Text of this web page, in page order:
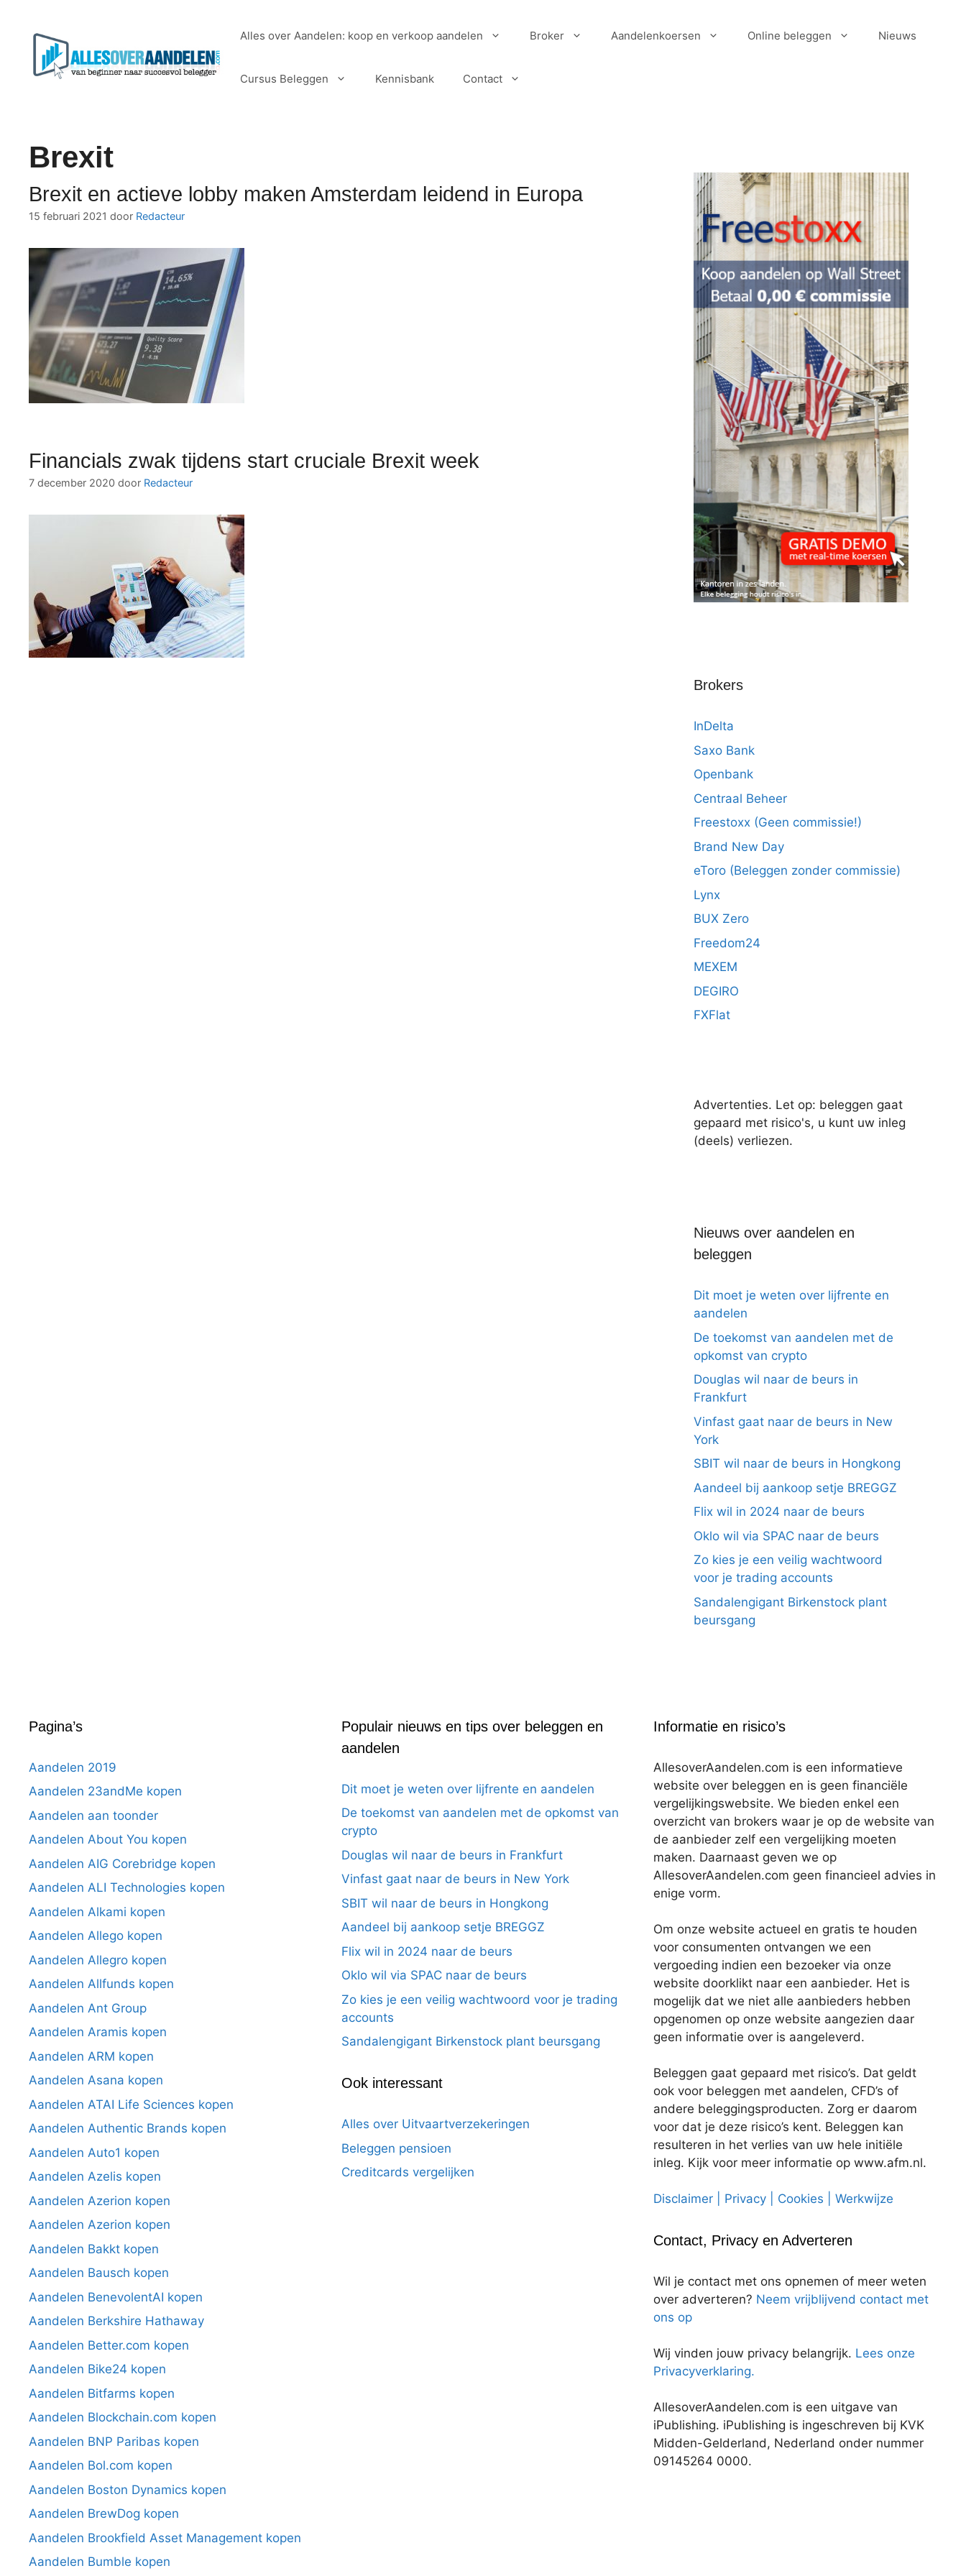
Alles over Aandelen: koop en verkoop aandelen Broker Aandelenkoersen Online beleggen Nieuws
Cursus Beleggen Kennisbank Contact
Brexit
Brexit en actieve lobby maken Amsterdam leidend in Europa
15 februari 2021 door Redacteur
Financials zwak tijdens start cruciale Brexit week
7 december 2020 door Redacteur
Brokers
InDelta
Saxo Bank
Openbank
Centraal Beheer
Freestoxx (Geen commissie!)
Brand New Day
eToro (Beleggen zonder commissie)
Lynx
BUX Zero
Freedom24
MEXEM
DEGIRO
FXFlat
Advertenties. Let op: beleggen gaat
gepaard met risico's, u kunt uw inleg
(deels) verliezen.
Nieuws over aandelen en
beleggen
Dit moet je weten over lijfrente en
aandelen
De toekomst van aandelen met de
opkomst van crypto
Douglas wil naar de beurs in
Frankfurt
Vinfast gaat naar de beurs in New
York
SBIT wil naar de beurs in Hongkong
Aandeel bij aankoop setje BREGGZ
Flix wil in 2024 naar de beurs
Oklo wil via SPAC naar de beurs
Zo kies je een veilig wachtwoord
voor je trading accounts
Sandalengigant Birkenstock plant
beursgang
Pagina’s
Aandelen 2019
Aandelen 23andMe kopen
Aandelen aan toonder
Aandelen About You kopen
Aandelen AIG Corebridge kopen
Aandelen ALI Technologies kopen
Aandelen Alkami kopen
Aandelen Allego kopen
Aandelen Allegro kopen
Aandelen Allfunds kopen
Aandelen Ant Group
Aandelen Aramis kopen
Aandelen ARM kopen
Aandelen Asana kopen
Aandelen ATAI Life Sciences kopen
Aandelen Authentic Brands kopen
Aandelen Auto1 kopen
Aandelen Azelis kopen
Aandelen Azerion kopen
Aandelen Azerion kopen
Aandelen Bakkt kopen
Aandelen Bausch kopen
Aandelen BenevolentAI kopen
Aandelen Berkshire Hathaway
Aandelen Better.com kopen
Aandelen Bike24 kopen
Aandelen Bitfarms kopen
Aandelen Blockchain.com kopen
Aandelen BNP Paribas kopen
Aandelen Bol.com kopen
Aandelen Boston Dynamics kopen
Aandelen BrewDog kopen
Aandelen Brookfield Asset Management kopen
Aandelen Bumble kopen
Populair nieuws en tips over beleggen en
aandelen
Dit moet je weten over lijfrente en aandelen
De toekomst van aandelen met de opkomst van
crypto
Douglas wil naar de beurs in Frankfurt
Vinfast gaat naar de beurs in New York
SBIT wil naar de beurs in Hongkong
Aandeel bij aankoop setje BREGGZ
Flix wil in 2024 naar de beurs
Oklo wil via SPAC naar de beurs
Zo kies je een veilig wachtwoord voor je trading
accounts
Sandalengigant Birkenstock plant beursgang
Ook interessant
Alles over Uitvaartverzekeringen
Beleggen pensioen
Creditcards vergelijken
Informatie en risico’s
AllesoverAandelen.com is een informatieve
website over beleggen en is geen financiële
vergelijkingswebsite. We bieden enkel een
overzicht van brokers waar je op de website van
de aanbieder zelf een vergelijking moeten
maken. Daarnaast geven we op
AllesoverAandelen.com geen financieel advies in
enige vorm.
Om onze website actueel en gratis te houden
voor consumenten ontvangen we een
vergoeding indien een bezoeker via onze
website doorklikt naar een aanbieder. Het is
mogelijk dat we niet alle aanbieders hebben
opgenomen op onze website aangezien daar
geen informatie over is aangeleverd.
Beleggen gaat gepaard met risico’s. Dat geldt
ook voor beleggen met aandelen, CFD’s of
andere beleggingsproducten. Zorg er daarom
voor dat je deze risico’s kent. Beleggen kan
resulteren in het verlies van uw hele initiële
inleg. Kijk voor meer informatie op www.afm.nl.
Disclaimer | Privacy | Cookies | Werkwijze
Contact, Privacy en Adverteren
Wil je contact met ons opnemen of meer weten
over adverteren? Neem vrijblijvend contact met
ons op
Wij vinden jouw privacy belangrijk. Lees onze
Privacyverklaring.
AllesoverAandelen.com is een uitgave van
iPublishing. iPublishing is ingeschreven bij KVK
Midden-Gelderland, Nederland onder nummer
09145264 0000.